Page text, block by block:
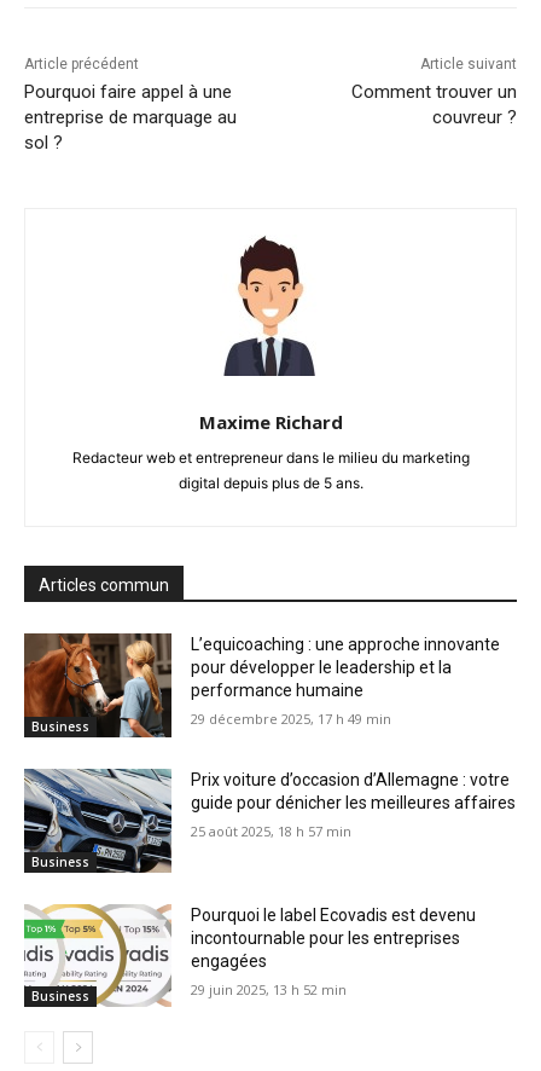
Article précédent
Pourquoi faire appel à une
entreprise de marquage au
sol ?
Article suivant
Comment trouver un
couvreur ?
Maxime Richard
Redacteur web et entrepreneur dans le milieu du marketing
digital depuis plus de 5 ans.
Articles commun
Business
L’equicoaching : une approche innovante
pour développer le leadership et la
performance humaine
29 décembre 2025, 17 h 49 min
Business
Prix voiture d’occasion d’Allemagne : votre
guide pour dénicher les meilleures affaires
25 août 2025, 18 h 57 min
Business
Pourquoi le label Ecovadis est devenu
incontournable pour les entreprises
engagées
29 juin 2025, 13 h 52 min